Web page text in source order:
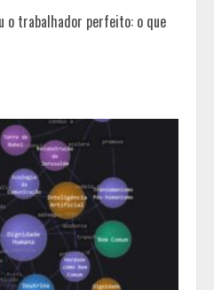
o trabalhador perfeito: o que